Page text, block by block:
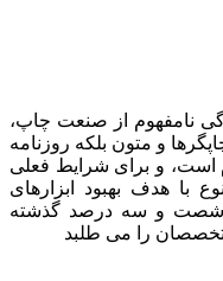
نامفهوم از صنعت چاپ،
و متون بلکه روزنامه
است، و برای شرایط فعلی
با هدف بهبود ابزارهای
شصت و سه درصد گذشته
را می طلبد